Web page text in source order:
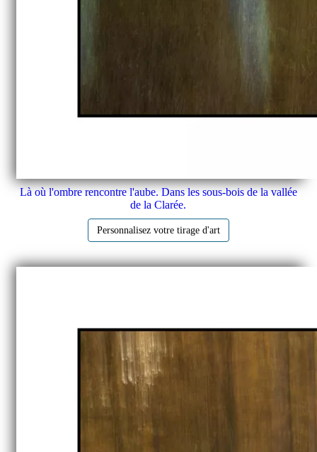
Là où l'ombre rencontre l'aube. Dans les sous-bois de la vallée
de la Clarée.
Personnalisez votre tirage d'art